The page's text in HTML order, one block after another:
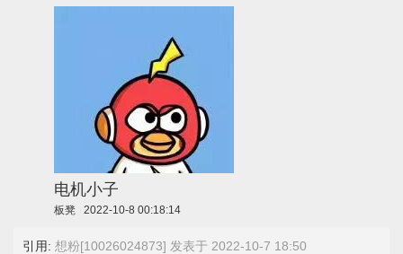
电机小子
板凳 2022-10-8 00:18:14
引用: 想粉[10026024873] 发表于 2022-10-7 18:50